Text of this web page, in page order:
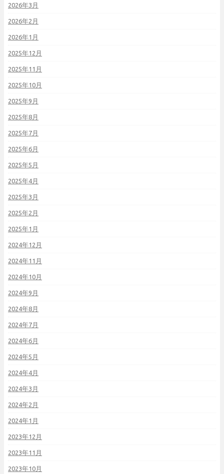
2026年3月
2026年2月
2026年1月
2025年12月
2025年11月
2025年10月
2025年9月
2025年8月
2025年7月
2025年6月
2025年5月
2025年4月
2025年3月
2025年2月
2025年1月
2024年12月
2024年11月
2024年10月
2024年9月
2024年8月
2024年7月
2024年6月
2024年5月
2024年4月
2024年3月
2024年2月
2024年1月
2023年12月
2023年11月
2023年10月